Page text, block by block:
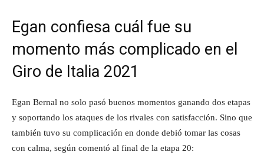
Egan confiesa cuál fue su
momento más complicado en el
Giro de Italia 2021
Egan Bernal no solo pasó buenos momentos ganando dos etapas
y soportando los ataques de los rivales con satisfacción. Sino que
también tuvo su complicación en donde debió tomar las cosas
con calma, según comentó al final de la etapa 20: